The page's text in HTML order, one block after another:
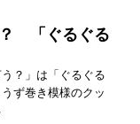
「ぐるぐる
？」は「ぐるぐる
ず巻き模様のクッ